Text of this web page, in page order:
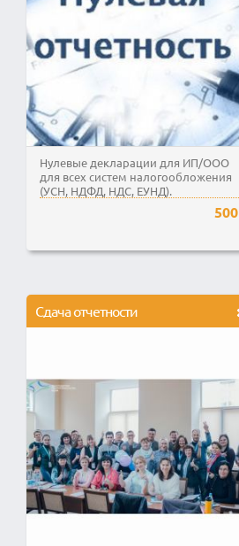
Нулевые декларации для ИП/ООО
для всех систем налогообложения
(УСН, НДФД, НДС, ЕУНД).
500
Сдача отчетности